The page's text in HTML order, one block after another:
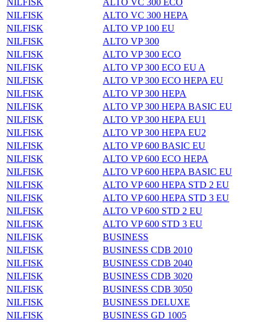
NILFISK
ALTO VC 300 HEPA
NILFISK
ALTO VP 100 EU
NILFISK
ALTO VP 300
NILFISK
ALTO VP 300 ECO
NILFISK
ALTO VP 300 ECO EU A
NILFISK
ALTO VP 300 ECO HEPA EU
NILFISK
ALTO VP 300 HEPA
NILFISK
ALTO VP 300 HEPA BASIC EU
NILFISK
ALTO VP 300 HEPA EU1
NILFISK
ALTO VP 300 HEPA EU2
NILFISK
ALTO VP 600 BASIC EU
NILFISK
ALTO VP 600 ECO HEPA
NILFISK
ALTO VP 600 HEPA BASIC EU
NILFISK
ALTO VP 600 HEPA STD 2 EU
NILFISK
ALTO VP 600 HEPA STD 3 EU
NILFISK
ALTO VP 600 STD 2 EU
NILFISK
ALTO VP 600 STD 3 EU
NILFISK
BUSINESS
NILFISK
BUSINESS CDB 2010
NILFISK
BUSINESS CDB 2040
NILFISK
BUSINESS CDB 3020
NILFISK
BUSINESS CDB 3050
NILFISK
BUSINESS DELUXE
NILFISK
BUSINESS GD 1005